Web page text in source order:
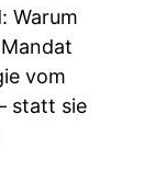
Warum
vom
statt sie